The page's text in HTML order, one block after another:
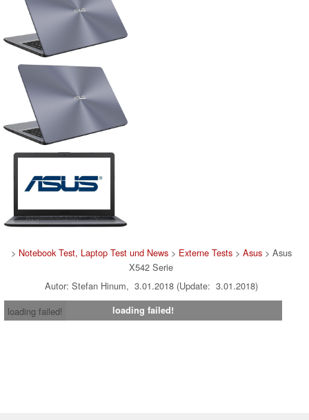
> Notebook Test, Laptop Test und News> Externe Tests> Asus> Asus
X542 Serie
Autor: Stefan Hinum, 3.01.2018 (Update: 3.01.2018)
loading failed!
loading failed!